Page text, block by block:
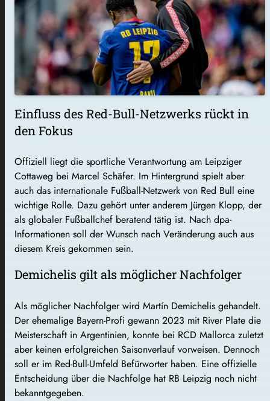
Einfluss des Red-Bull-Netzwerks rückt in
den Fokus
Offiziell liegt die sportliche Verantwortung am Leipziger
Cottaweg bei Marcel Schäfer. Im Hintergrund spielt aber
auch das internationale Fußball-Netzwerk von Red Bull eine
wichtige Rolle. Dazu gehört unter anderem Jürgen Klopp, der
als globaler Fußballchef beratend tätig ist. Nach dpa-
Informationen soll der Wunsch nach Veränderung auch aus
diesem Kreis gekommen sein.
Demichelis gilt als möglicher Nachfolger
Als möglicher Nachfolger wird Martín Demichelis gehandelt.
Der ehemalige Bayern-Profi gewann 2023 mit River Plate die
Meisterschaft in Argentinien, konnte bei RCD Mallorca zuletzt
aber keinen erfolgreichen Saisonverlauf vorweisen. Dennoch
soll er im Red-Bull-Umfeld Befürworter haben. Eine offizielle
Entscheidung über die Nachfolge hat RB Leipzig noch nicht
bekanntgegeben.